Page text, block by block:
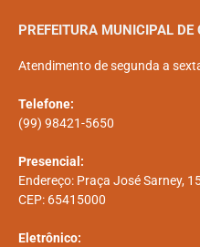
PREFEITURA MUNICIPAL DE
Atendimento de segunda a
Telefone:
(99) 98421-5650
Presencial:
Endereço: Praça José Sarney,
CEP: 65415000
Eletrônico: